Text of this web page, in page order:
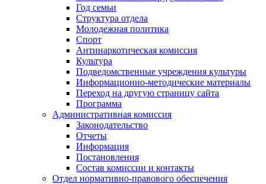
Год семьи
Структура отдела
Молодежная политика
Спорт
Антинаркотическая комиссия
Культура
Подведомственные учреждения культуры
Информационно-методические материалы
Переход на другую страницу сайта
Программа
Административная комиссия
Законодательство
Отчеты
Информация
Постановления
Состав комиссии и контакты
Отдел нормативно-правового обеспечения